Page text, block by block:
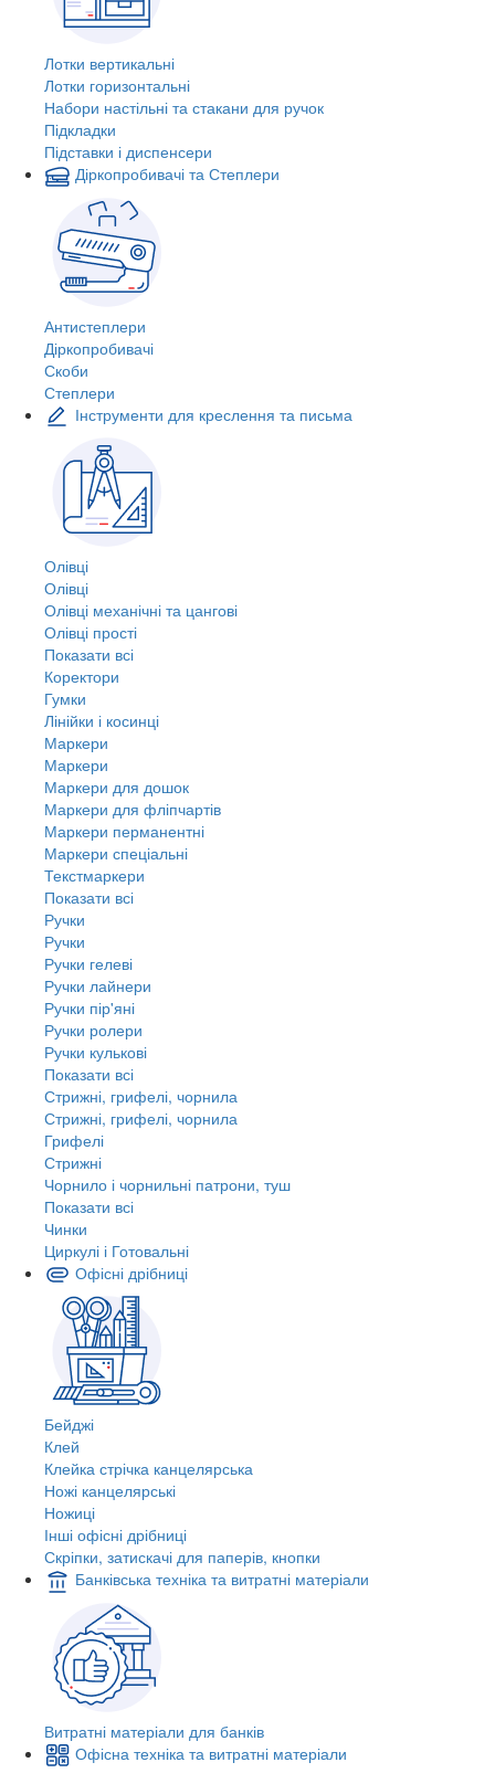
Лотки вертикальні
Лотки горизонтальні
Набори настільні та стакани для ручок
Підкладки
Підставки і диспенсери
Діркопробивачі та Степлери
Антистеплери
Діркопробивачі
Скоби
Степлери
Інструменти для креслення та письма
Олівці
Олівці
Олівці механічні та цангові
Олівці прості
Показати всі
Коректори
Гумки
Лінійки і косинці
Маркери
Маркери
Маркери для дошок
Маркери для фліпчартів
Маркери перманентні
Маркери спеціальні
Текстмаркери
Показати всі
Ручки
Ручки
Ручки гелеві
Ручки лайнери
Ручки пір'яні
Ручки ролери
Ручки кулькові
Показати всі
Стрижні, грифелі, чорнила
Стрижні, грифелі, чорнила
Грифелі
Стрижні
Чорнило і чорнильні патрони, туш
Показати всі
Чинки
Циркулі і Готовальні
Офісні дрібниці
Бейджі
Клей
Клейка стрічка канцелярська
Ножі канцелярські
Ножиці
Інші офісні дрібниці
Скріпки, затискачі для паперів, кнопки
Банківська техніка та витратні матеріали
Витратні матеріали для банків
Офісна техніка та витратні матеріали